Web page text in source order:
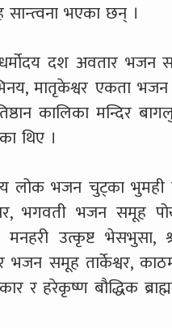
भएका छन् ।
दश अवतार भजन
मातृकेश्वर एकता
कालिका मन्दिर
थिए ।
लोक भजन चुट्का
भगवती भजन समूह
उत्कृष्ट भेसभुसा,
भजन समूह तार्केश्वर,
र हरेकृष्ण बौद्धिक